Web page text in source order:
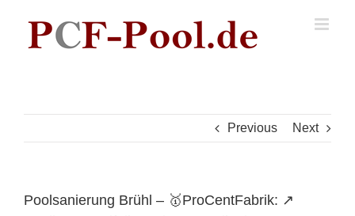
content
Previous Next
Poolsanierung Brühl – 🥇ProCentFabrik: ↗️